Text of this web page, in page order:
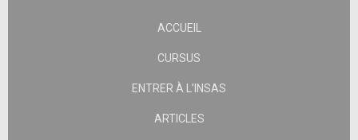
ACCUEIL
CURSUS
ENTRER À L’INSAS
ARTICLES